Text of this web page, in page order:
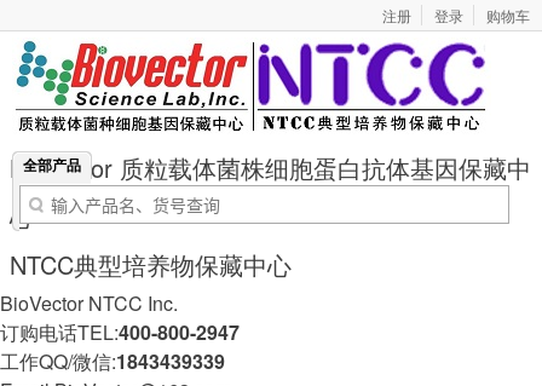
注册 登录 购物车
BioVector 质粒载体菌株细胞蛋白抗体基因保藏中
心
NTCC典型培养物保藏中心
全部产品
BioVector NTCC Inc.
订购电话TEL:400-800-2947
工作QQ/微信:1843439339